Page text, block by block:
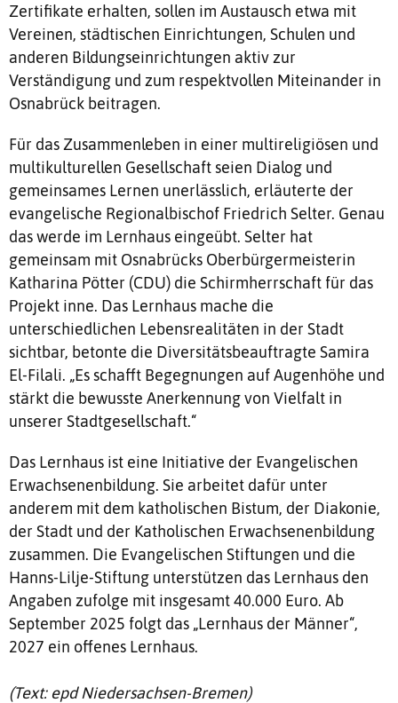
Zertifikate erhalten, sollen im Austausch etwa mit
Vereinen, städtischen Einrichtungen, Schulen und
anderen Bildungseinrichtungen aktiv zur
Verständigung und zum respektvollen Miteinander in
Osnabrück beitragen.
Für das Zusammenleben in einer multireligiösen und
multikulturellen Gesellschaft seien Dialog und
gemeinsames Lernen unerlässlich, erläuterte der
evangelische Regionalbischof Friedrich Selter. Genau
das werde im Lernhaus eingeübt. Selter hat
gemeinsam mit Osnabrücks Oberbürgermeisterin
Katharina Pötter (CDU) die Schirmherrschaft für das
Projekt inne. Das Lernhaus mache die
unterschiedlichen Lebensrealitäten in der Stadt
sichtbar, betonte die Diversitätsbeauftragte Samira
El-Filali. „Es schafft Begegnungen auf Augenhöhe und
stärkt die bewusste Anerkennung von Vielfalt in
unserer Stadtgesellschaft.“
Das Lernhaus ist eine Initiative der Evangelischen
Erwachsenenbildung. Sie arbeitet dafür unter
anderem mit dem katholischen Bistum, der Diakonie,
der Stadt und der Katholischen Erwachsenenbildung
zusammen. Die Evangelischen Stiftungen und die
Hanns-Lilje-Stiftung unterstützen das Lernhaus den
Angaben zufolge mit insgesamt 40.000 Euro. Ab
September 2025 folgt das „Lernhaus der Männer“,
2027 ein offenes Lernhaus.
(Text: epd Niedersachsen-Bremen)